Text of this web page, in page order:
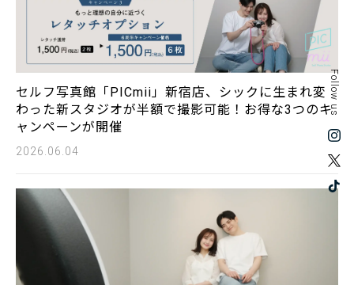
Follow us
セルフ写真館「PICmii」新宿店、シックに生まれ変
わった新スタジオが半額で撮影可能！お得な3つのキ
ャンペーンが開催
2026.06.04